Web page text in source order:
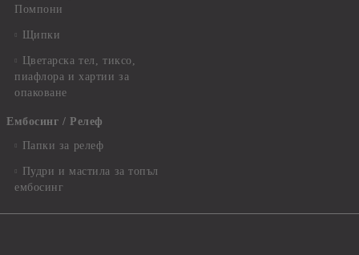
Помпони
Щипки
Цветарска тел, тиксо,
пиафлора и хартии за
опаковане
Ембосинг / Релеф
Папки за релеф
Пудри и мастила за топъл
ембосинг